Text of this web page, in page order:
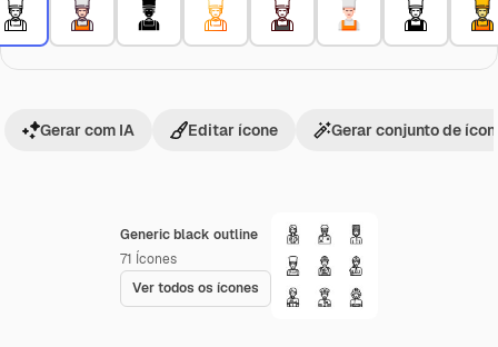
Generic black outline
71 Ícones
Ver todos os ícones
Gerar com IA Editar ícone Gerar conjunto de